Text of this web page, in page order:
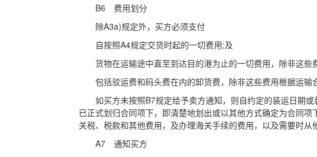
B6 费用划分
除A3a)规定外，买方必须支付
自按照A4规定交货时起的一切费用;及
货物在运输途中直至到达目的港为止的一切费用，除非这些
包括驳运费和码头费在内的卸货费，除非这些费用根据运输
如买方未按照B7规定给予卖方通知，则自约定的装运日期或
已正式划归合同项下，即清楚地划出或以其他方式确定为合同
关税、税款和其他费用，及办理海关手续的费用，以及需要时从
A7 通知买方